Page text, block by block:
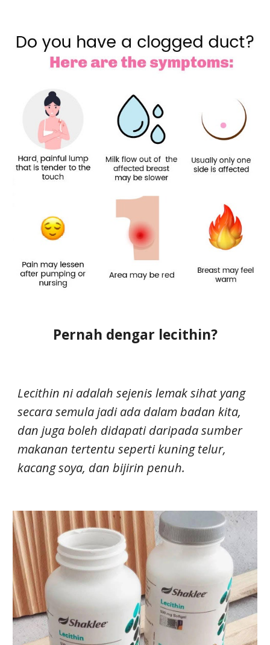
Pernah dengar lecithin?
Lecithin ni adalah sejenis lemak sihat yang
secara semula jadi ada dalam badan kita,
dan juga boleh didapati daripada sumber
makanan tertentu seperti kuning telur,
kacang soya, dan bijirin penuh.